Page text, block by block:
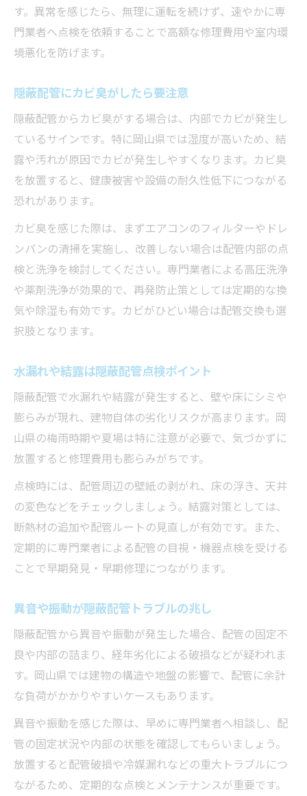
す。異常を感じたら、無理に運転を続けず、速やかに専
門業者へ点検を依頼することで高額な修理費用や室内環
境悪化を防げます。
隠蔽配管にカビ臭がしたら要注意
隠蔽配管からカビ臭がする場合は、内部でカビが発生し
ているサインです。特に岡山県では湿度が高いため、結
露や汚れが原因でカビが発生しやすくなります。カビ臭
を放置すると、健康被害や設備の耐久性低下につながる
恐れがあります。
カビ臭を感じた際は、まずエアコンのフィルターやドレ
ンパンの清掃を実施し、改善しない場合は配管内部の点
検と洗浄を検討してください。専門業者による高圧洗浄
や薬剤洗浄が効果的で、再発防止策としては定期的な換
気や除湿も有効です。カビがひどい場合は配管交換も選
択肢となります。
水漏れや結露は隠蔽配管点検ポイント
隠蔽配管で水漏れや結露が発生すると、壁や床にシミや
膨らみが現れ、建物自体の劣化リスクが高まります。岡
山県の梅雨時期や夏場は特に注意が必要で、気づかずに
放置すると修理費用も膨らみがちです。
点検時には、配管周辺の壁紙の剥がれ、床の浮き、天井
の変色などをチェックしましょう。結露対策としては、
断熱材の追加や配管ルートの見直しが有効です。また、
定期的に専門業者による配管の目視・機器点検を受ける
ことで早期発見・早期修理につながります。
異音や振動が隠蔽配管トラブルの兆し
隠蔽配管から異音や振動が発生した場合、配管の固定不
良や内部の詰まり、経年劣化による破損などが疑われま
す。岡山県では建物の構造や地盤の影響で、配管に余計
な負荷がかかりやすいケースもあります。
異音や振動を感じた際は、早めに専門業者へ相談し、配
管の固定状況や内部の状態を確認してもらいましょう。
放置すると配管破損や冷媒漏れなどの重大トラブルにつ
ながるため、定期的な点検とメンテナンスが重要です。